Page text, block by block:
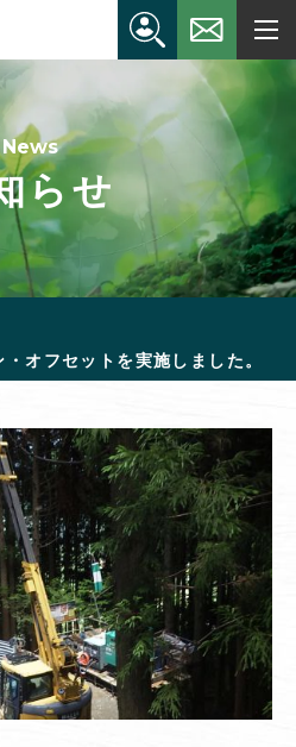
News
らせ
オフセットを実施しました。